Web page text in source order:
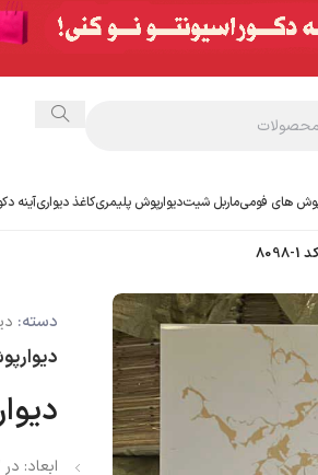
های فومیماربل شیتدیوارپوش پلیمریکاغذ دیواریآینه
دسته:
ابعاد: در 2 سایز